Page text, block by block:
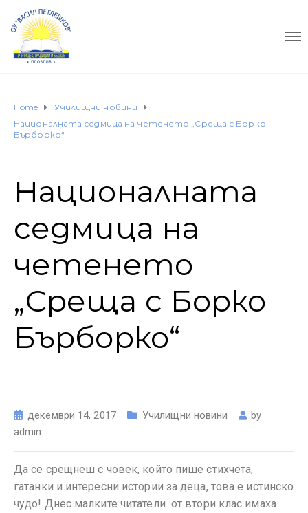
Home
Училищни новини
Националната седмица на четенето „Среща с Борко
Бърборко“
Националната
седмица на
четенето
„Среща с Борко
Бърборко“
декември 14, 2017 Училищни новини
by
admin
Да се срещнеш с човек, който пише стихчета,
гатанки и интересни истории за деца, това е истинско
чудо! Днес малките читатели от втори клас имаха